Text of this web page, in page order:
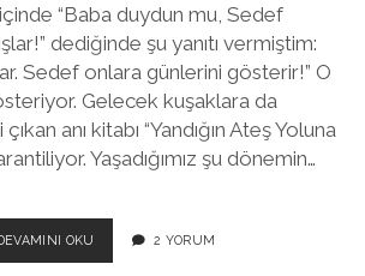
içinde “Baba duydun mu, Sedef
dediğinde şu yanıtı vermiştim:
Sedef onlara günlerini gösterir!” O
Gelecek kuşaklara da
anı kitabı “Yandığın Ateş Yoluna
Yaşadığımız şu dönemin…
DEVAMINI OKU
YANMASAM,
2 YORUM